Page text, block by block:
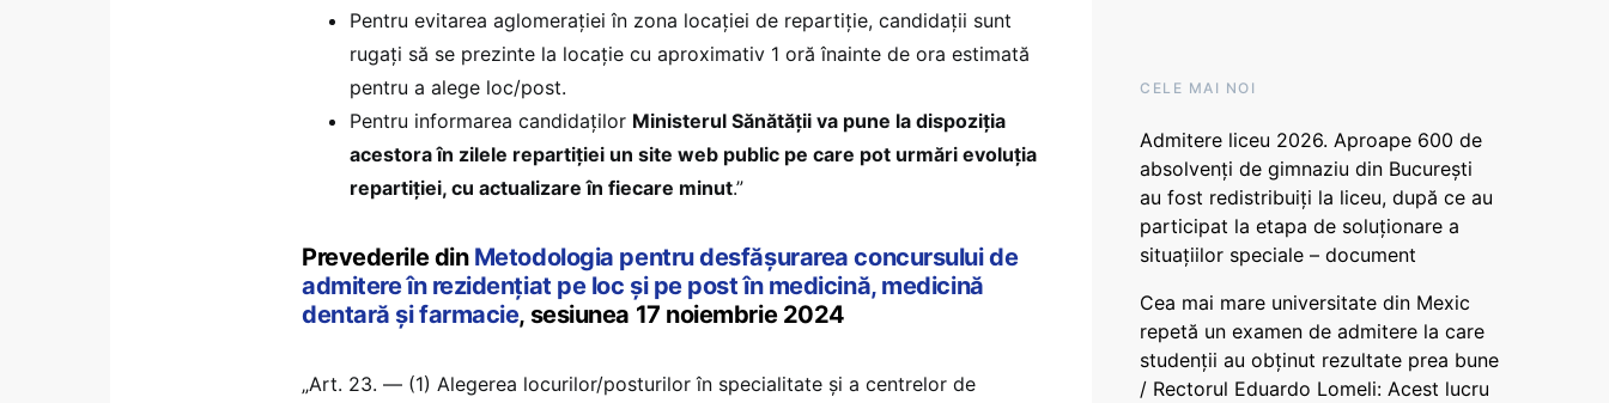
Pentru evitarea aglomerației în zona locației de repartiție, candidații sunt
rugați să se prezinte la locație cu aproximativ 1 oră înainte de ora estimată
pentru a alege loc/post.
Pentru informarea candidaților Ministerul Sănătății va pune la dispoziția
acestora în zilele repartiției un site web public pe care pot urmări evoluția
repartiției, cu actualizare în fiecare minut.”
Prevederile din Metodologia pentru desfășurarea concursului de
admitere în rezidențiat pe loc și pe post în medicină, medicină
dentară și farmacie, sesiunea 17 noiembrie 2024
„Art. 23. — (1) Alegerea locurilor/posturilor în specialitate și a centrelor de
CELE MAI NOI
Admitere liceu 2026. Aproape 600 de
absolvenți de gimnaziu din București
au fost redistribuiți la liceu, după ce au
participat la etapa de soluționare a
situațiilor speciale – document
Cea mai mare universitate din Mexic
repetă un examen de admitere la care
studenții au obținut rezultate prea bune
/ Rectorul Eduardo Lomeli: Acest lucru